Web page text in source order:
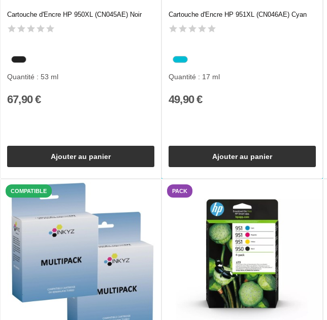
Cartouche d'Encre HP 950XL (CN045AE) Noir
Quantité : 53 ml
67,90 €
Ajouter au panier
Cartouche d'Encre HP 951XL (CN046AE) Cyan
Quantité : 17 ml
49,90 €
Ajouter au panier
COMPATIBLE PACK